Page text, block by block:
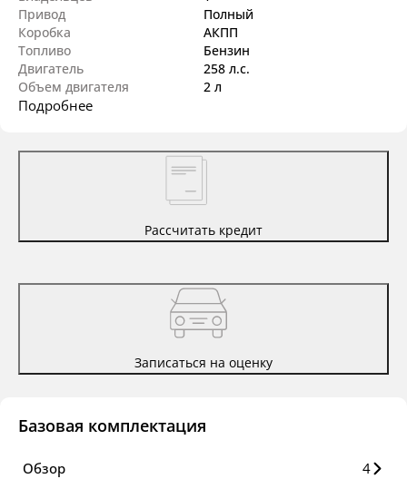
Привод
Полный
Коробка
АКПП
Топливо
Бензин
Двигатель
258 л.с.
Объем двигателя
2 л
Подробнее
Рассчитать кредит
Записаться на оценку
Базовая комплектация
Обзор
4